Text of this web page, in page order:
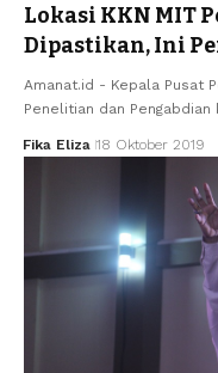
Lokasi KKN MIT
Dipastikan, Ini
Amanat.id - Kepala Pusat
Penelitian dan
Fika Eliza 18 Oktober 2019